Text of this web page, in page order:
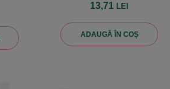
13,71 LEI
ADAUGĂ ÎN COȘ